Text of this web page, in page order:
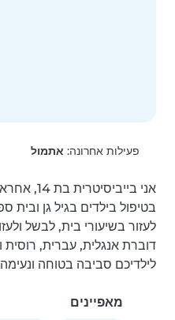
פעילות אחרונה: אתמול
לילדיכם סביבה בטוחה ונעימה
מאפיינים